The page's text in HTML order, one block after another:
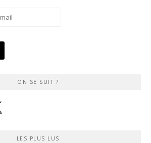
ON SE SUIT ?
LES PLUS LUS